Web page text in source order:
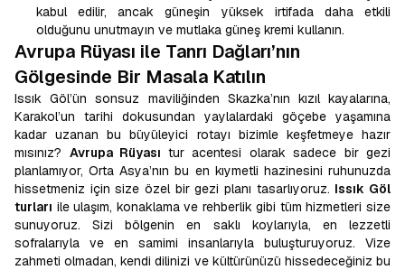
kabul edilir, ancak güneşin yüksek irtifada daha etkili
olduğunu unutmayın ve mutlaka güneş kremi kullanın.
Avrupa Rüyası ile Tanrı Dağları’nın
Gölgesinde Bir Masala Katılın
Issık Göl’ün sonsuz maviliğinden Skazka’nın kızıl kayalarına,
Karakol’un tarihi dokusundan yaylalardaki göçebe yaşamına
kadar uzanan bu büyüleyici rotayı bizimle keşfetmeye hazır
mısınız? Avrupa Rüyası tur acentesi olarak sadece bir gezi
planlamıyor, Orta Asya’nın bu en kıymetli hazinesini ruhunuzda
hissetmeniz için size özel bir gezi planı tasarlıyoruz. Issık Göl
turları ile ulaşım, konaklama ve rehberlik gibi tüm hizmetleri size
sunuyoruz. Sizi bölgenin en saklı koylarıyla, en lezzetli
sofralarıyla ve en samimi insanlarıyla buluşturuyoruz. Vize
zahmeti olmadan, kendi dilinizi ve kültürünüzü hissedeceğiniz bu